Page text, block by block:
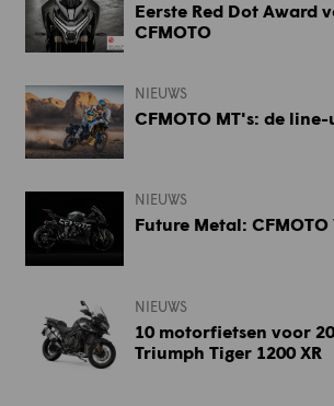
Eerste Red Dot Award
CFMOTO
NIEUWS
CFMOTO MT's: de
NIEUWS
Future Metal: CFMOTO
NIEUWS
10 motorfietsen voor
Triumph Tiger 1200 XR